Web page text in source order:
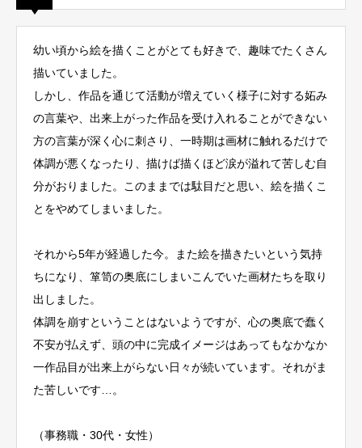
幼い頃から絵を描くことがとても好きで、趣味でたくさん
描いていました。
しかし、作品を通じて活動が増えていく様子に対する妬み
の言葉や、出来上がった作品を受け入れることができない
方の言葉が深く心に刺さり、一時期は画材に触れるだけで
体調が悪くなったり、描けば描くほど涙が溢れて苦しむ自
分がおりました。このままでは駄目だと思い、絵を描くこ
とをやめてしまいました。
それから5年が経過した今。また絵を描きたいという気持
ちになり、箪笥の奥底にしまいこんでいた画材たちを取り
出しました。
体調を崩すということはないようですが、心の奥底で蠢く
不安が払えず、頭の中に完成イメージはあってもなかなか
一作品目が出来上がらない日々が続いています。それがま
た苦しいです…。
（事務職・30代・女性）